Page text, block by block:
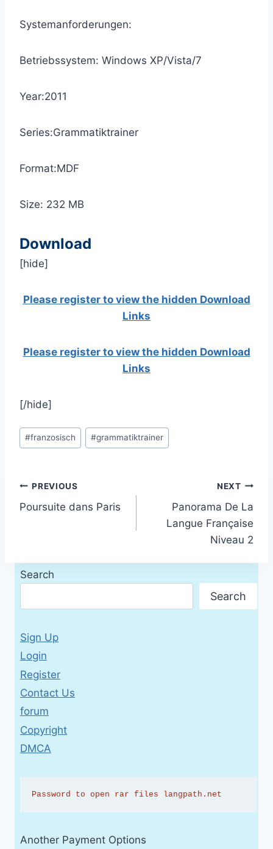
Systemanforderungen:
Betriebssystem: Windows XP/Vista/7
Year:2011
Series:Grammatiktrainer
Format:MDF
Size: 232 MB
Download
[hide]
Please register to view the hidden Download
Links
Please register to view the hidden Download
Links
[/hide]
Post
Tags:
#franzosisch #grammatiktrainer
Post
navigation
PREVIOUS
Poursuite dans Paris
NEXT
Panorama De La
Langue Française
Niveau 2
Search
Search
Sign Up
Login
Register
Contact Us
forum
Copyright
DMCA
Password to open rar files langpath.net
Another Payment Options